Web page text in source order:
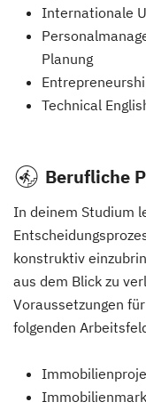
Internationale
Planung
Technical
Berufliche
In deinem Studium
konstruktiv
aus dem Blick zu
Voraussetzungen
folgenden